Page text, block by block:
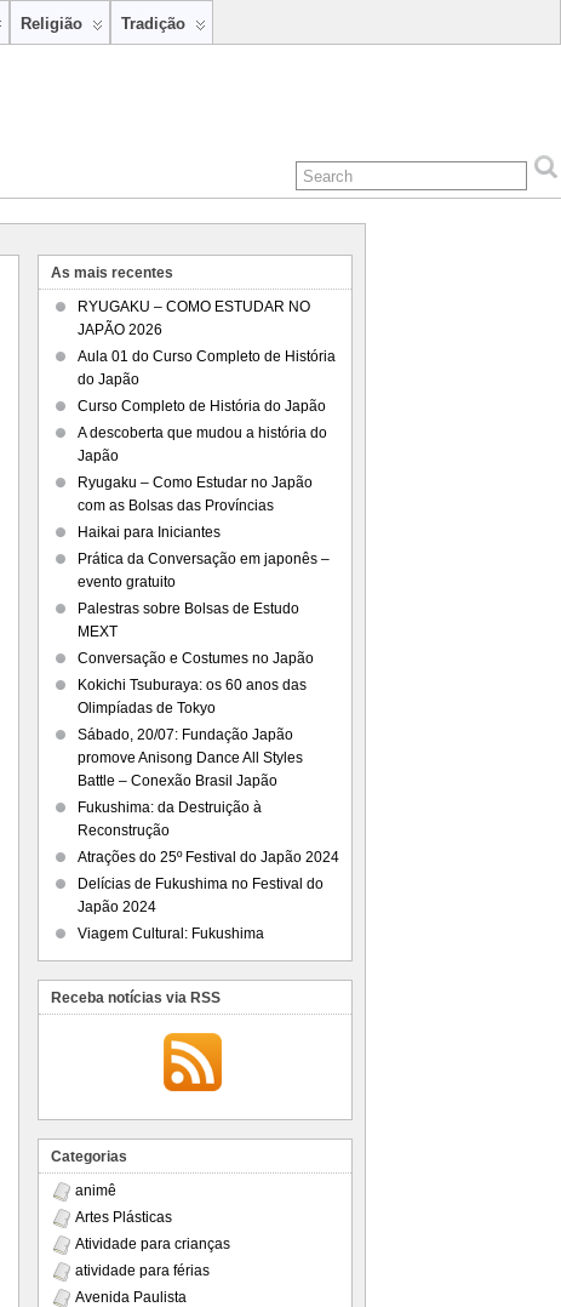
Religião Tradição
As mais recentes
RYUGAKU – COMO ESTUDAR NO
JAPÃO 2026
Aula 01 do Curso Completo de História
do Japão
Curso Completo de História do Japão
A descoberta que mudou a história do
Japão
Ryugaku – Como Estudar no Japão
com as Bolsas das Províncias
Haikai para Iniciantes
Prática da Conversação em japonês –
evento gratuito
Palestras sobre Bolsas de Estudo
MEXT
Conversação e Costumes no Japão
Kokichi Tsuburaya: os 60 anos das
Olimpíadas de Tokyo
Sábado, 20/07: Fundação Japão
promove Anisong Dance All Styles
Battle – Conexão Brasil Japão
Fukushima: da Destruição à
Reconstrução
Atrações do 25º Festival do Japão 2024
Delícias de Fukushima no Festival do
Japão 2024
Viagem Cultural: Fukushima
Receba notícias via RSS
Categorias
animê
Artes Plásticas
Atividade para crianças
atividade para férias
Avenida Paulista